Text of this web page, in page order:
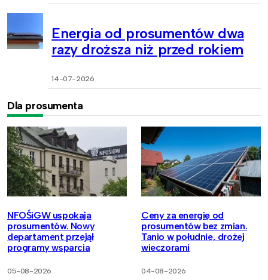
Energia od prosumentów dwa
razy droższa niż przed rokiem
14-07-2026
Dla prosumenta
NFOŚiGW uspokaja
prosumentów. Nowy
departament przejął
programy wsparcia
05-08-2026
Ceny za energię od
prosumentów bez zmian.
Tanio w południe, drożej
wieczorami
04-08-2026